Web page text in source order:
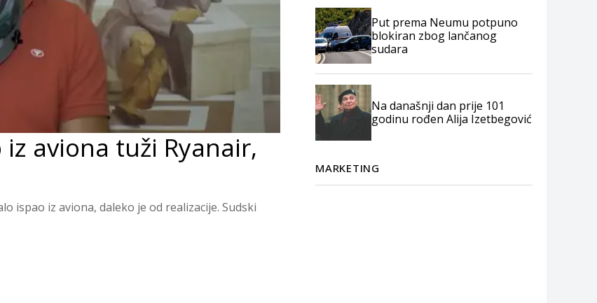
aviona tuži Ryanair,
ispao iz aviona, daleko je od realizacije. Sudski
Put prema Neumu potpuno
blokiran zbog lančanog
sudara
Na današnji dan prije 101
godinu rođen Alija Izetbegović
MARKETING